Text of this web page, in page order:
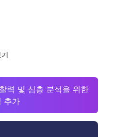
력 및 심층 분석을 위한
추가